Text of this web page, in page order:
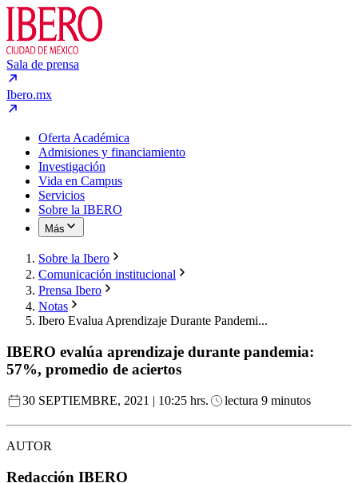
Sala de prensa
Ibero.mx
Oferta Académica
Admisiones y financiamiento
Investigación
Vida en Campus
Servicios
Sobre la IBERO
Más
Sobre la Ibero
Comunicación institucional
Prensa Ibero
Notas
Ibero Evalua Aprendizaje Durante Pandemi...
IBERO evalúa aprendizaje durante pandemia:
57%, promedio de aciertos
30 SEPTIEMBRE, 2021 | 10:25 hrs. lectura 9 minutos
AUTOR
Redacción IBERO